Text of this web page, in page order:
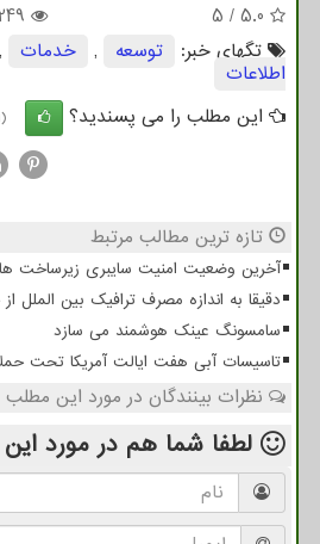
5.0
/
5
تگهای خبر:
توسعه , خدمات ,
اطلاعات
این مطلب را می پسندید؟
(1)
تازه ترین مطالب مرتبط
آخرین وضعیت امنیت سایبری زیرساخت
دقیقا به اندازه مصرف ترافیک بین
سامسونگ عینک هوشمند می سازد
تاسیسات آبی هفت ایالت آمریکا تحت
نظرات بینندگان در مورد این مطلب
لطفا شما هم در مورد